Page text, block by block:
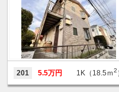
201 5.5万円 1K（18.5ｍ2